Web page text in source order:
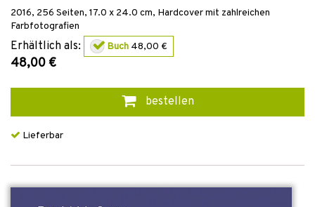
2016, 256 Seiten, 17.0 x 24.0 cm, Hardcovermit zahlreichen
Farbfotografien
Erhältlich als: Buch 48,00 €
48,00 €
bestellen
Lieferbar